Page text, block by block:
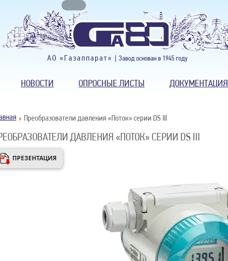
АО «Газаппарат» | Завод основан в 1945 году
НОВОСТИ ОПРОСНЫЕ ЛИСТЫ ДОКУМЕНТАЦИЯ
Преобразователи давления «Поток» серии DS III
ДАВЛЕНИЯ «ПОТОК» СЕРИИ DS III
ПРЕЗЕНТАЦИЯ